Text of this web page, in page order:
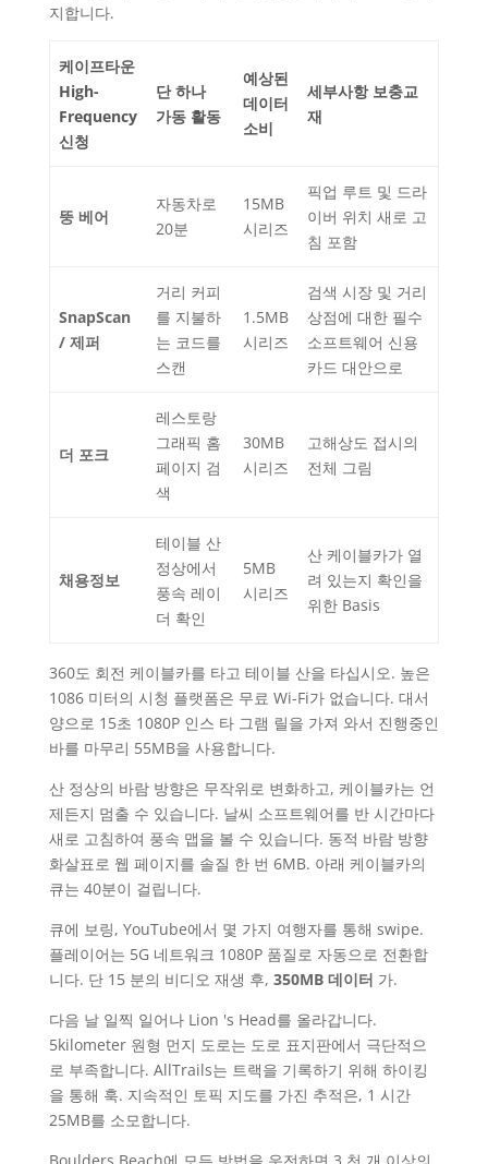
지합니다.
케이프타운
High-
Frequency
신청
단 하나
가동 활동
예상된
데이터
소비
세부사항 보충교
재
뚱 베어
자동차로
20분
15MB
시리즈
픽업 루트 및 드라
이버 위치 새로 고
침 포함
SnapScan
/ 제퍼
거리 커피
를 지불하
는 코드를
스캔
1.5MB
시리즈
검색 시장 및 거리
상점에 대한 필수
소프트웨어 신용
카드 대안으로
더 포크
레스토랑
그래픽 홈
페이지 검
색
30MB
시리즈
고해상도 접시의
전체 그림
채용정보
테이블 산
정상에서
풍속 레이
더 확인
5MB
시리즈
산 케이블카가 열
려 있는지 확인을
위한 Basis
360도 회전 케이블카를 타고 테이블 산을 타십시오. 높은
1086 미터의 시청 플랫폼은 무료 Wi-Fi가 없습니다. 대서
양으로 15초 1080P 인스 타 그램 릴을 가져 와서 진행중인
바를 마무리 55MB을 사용합니다.
산 정상의 바람 방향은 무작위로 변화하고, 케이블카는 언
제든지 멈출 수 있습니다. 날씨 소프트웨어를 반 시간마다
새로 고침하여 풍속 맵을 볼 수 있습니다. 동적 바람 방향
화살표로 웹 페이지를 솔질 한 번 6MB. 아래 케이블카의
큐는 40분이 걸립니다.
큐에 보링, YouTube에서 몇 가지 여행자를 통해 swipe.
플레이어는 5G 네트워크 1080P 품질로 자동으로 전환합
니다. 단 15 분의 비디오 재생 후, 350MB 데이터 가.
다음 날 일찍 일어나 Lion 's Head를 올라갑니다.
5kilometer 원형 먼지 도로는 도로 표지판에서 극단적으
로 부족합니다. AllTrails는 트랙을 기록하기 위해 하이킹
을 통해 훅. 지속적인 토픽 지도를 가진 추적은, 1 시간
25MB를 소모합니다.